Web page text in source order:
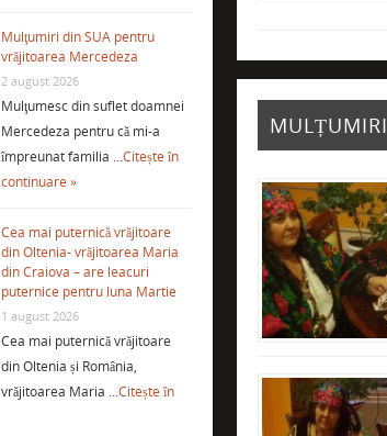
Mulţumiri din SUA pentru
vrăjitoarea Mercedeza
2 august 2026
Mulţumesc din suflet doamnei
Mercedeza pentru că mi-a
împreunat familia …Citește în
continuare »
Cea mai puternică vrăjitoare
din Oltenia- vrăjitoarea Maria
din Craiova – are leacuri
puternice pentru luna Martie
1 august 2026
Cea mai puternică vrăjitoare
din Oltenia și România,
vrăjitoarea Maria …Citește în
MULȚUMIRI